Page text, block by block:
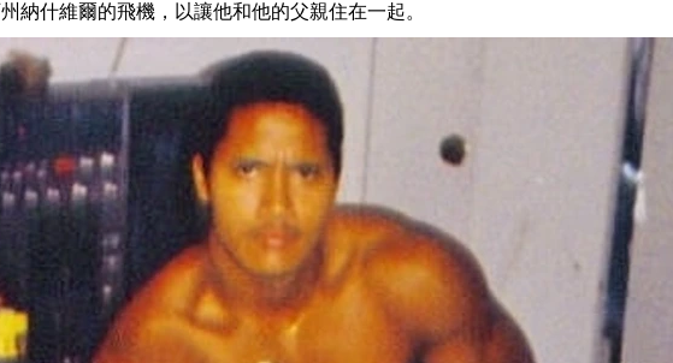
納什維爾的飛機，以讓他和他的父親住在一起。